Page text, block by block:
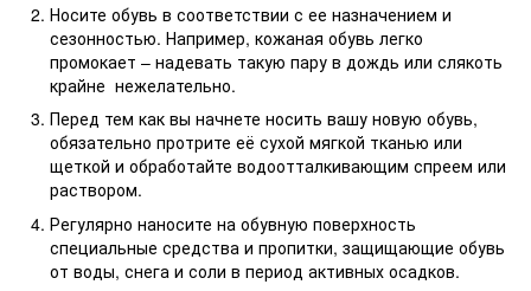
Носите обувь в соответствии с ее назначением и
сезонностью. Например, кожаная обувь легко
промокает – надевать такую пару в дождь или слякоть
крайне нежелательно.
Перед тем как вы начнете носить вашу новую обувь,
обязательно протрите её сухой мягкой тканью или
щеткой и обработайте водоотталкивающим спреем или
раствором.
Регулярно наносите на обувную поверхность
специальные средства и пропитки, защищающие обувь
от воды, снега и соли в период активных осадков.